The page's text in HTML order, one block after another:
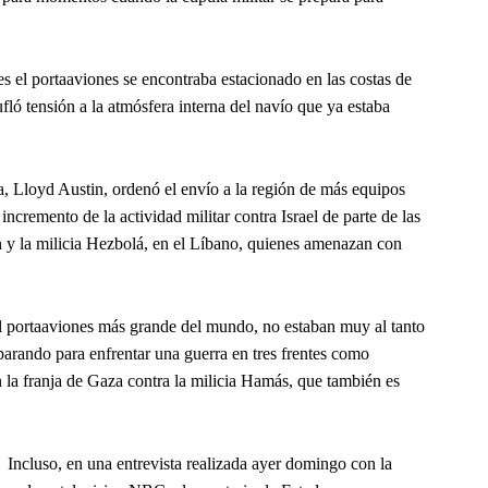
portaaviones se encontraba estacionado en las costas de
tensión a la atmósfera interna del navío que ya estaba
Lloyd Austin, ordenó el envío a la región de más equipos
de la actividad militar contra Israel de parte de las
la milicia Hezbolá, en el Líbano, quienes amenazan con
más grande del mundo, no estaban muy al tanto
para enfrentar una guerra en tres frentes como
franja de Gaza contra la milicia Hamás, que también es
Incluso, en una entrevista realizada ayer domingo con la